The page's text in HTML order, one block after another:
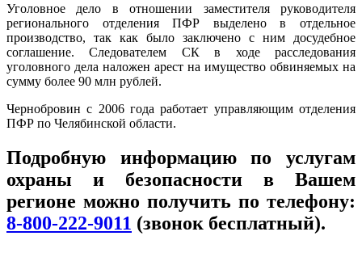
Уголовное дело в отношении заместителя руководителя
регионального отделения ПФР выделено в отдельное
производство, так как было заключено с ним досудебное
соглашение. Следователем СК в ходе расследования
уголовного дела наложен арест на имущество обвиняемых на
сумму более 90 млн рублей.
Чернобровин с 2006 года работает управляющим отделения
ПФР по Челябинской области.
Подробную информацию по услугам
охраны и безопасности в Вашем
регионе можно получить по телефону:
8-800-222-9011 (звонок бесплатный).